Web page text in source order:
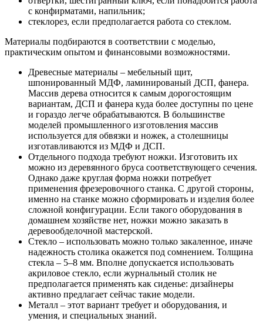
с конфирматами, напильник;
стеклорез, если предполагается работа со стеклом.
Материалы подбираются в соответствии с моделью,
практическим опытом и финансовыми возможностями.
Древесные материалы – мебельный щит,
шпонированный МДФ, ламинированый ДСП, фанера.
Массив дерева относится к самым дорогостоящим
вариантам, ДСП и фанера куда более доступны по цене
и гораздо легче обрабатываются. В большинстве
моделей промышленного изготовления массив
используется для обвязки и ножек, а столешницы
изготавливаются из МДФ и ДСП.
Отдельного подхода требуют ножки. Изготовить их
можно из деревянного бруса соответствующего сечения.
Однако даже круглая форма ножки потребует
применения фрезеровочного станка. С другой стороны,
именно на станке можно сформировать и изделия более
сложной конфигурации. Если такого оборудования в
домашнем хозяйстве нет, ножки можно заказать в
деревообделочной мастерской.
Стекло – использовать можно только закаленное, иначе
надежность столика окажется под сомнением. Толщина
стекла – 5–8 мм. Вполне допускается использовать
акриловое стекло, если журнальный столик не
предполагается применять как сиденье: дизайнеры
активно предлагает сейчас такие модели.
Металл – этот вариант требует и оборудования, и
умения, и специальных знаний.